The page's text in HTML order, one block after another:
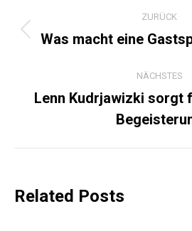
ZURÜCK
Was macht eine
NÄCHSTES
Lenn Kudrjawizki sorgt
Related Posts